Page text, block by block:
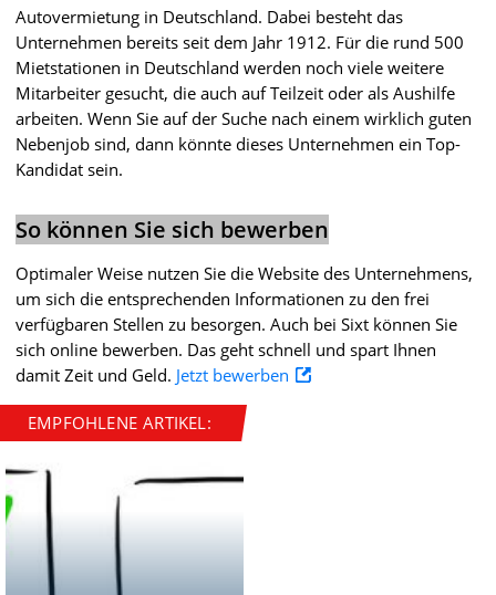
Autovermietung in Deutschland. Dabei besteht das
Unternehmen bereits seit dem Jahr 1912. Für die rund 500
Mietstationen in Deutschland werden noch viele weitere
Mitarbeiter gesucht, die auch auf Teilzeit oder als Aushilfe
arbeiten. Wenn Sie auf der Suche nach einem wirklich guten
Nebenjob sind, dann könnte dieses Unternehmen ein Top-
Kandidat sein.
So können Sie sich bewerben
Optimaler Weise nutzen Sie die Website des Unternehmens,
um sich die entsprechenden Informationen zu den frei
verfügbaren Stellen zu besorgen. Auch bei Sixt können Sie
sich online bewerben. Das geht schnell und spart Ihnen
damit Zeit und Geld. Jetzt bewerben
EMPFOHLENE ARTIKEL: